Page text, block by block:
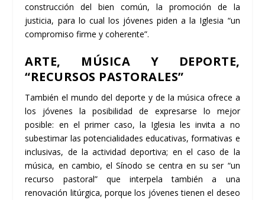
construcción del bien común, la promoción de la
justicia, para lo cual los jóvenes piden a la Iglesia “un
compromiso firme y coherente”.
ARTE, MÚSICA Y DEPORTE,
“RECURSOS PASTORALES”
También el mundo del deporte y de la música ofrece a
los jóvenes la posibilidad de expresarse lo mejor
posible: en el primer caso, la Iglesia les invita a no
subestimar las potencialidades educativas, formativas e
inclusivas, de la actividad deportiva; en el caso de la
música, en cambio, el Sínodo se centra en su ser “un
recurso pastoral” que interpela también a una
renovación litúrgica, porque los jóvenes tienen el deseo